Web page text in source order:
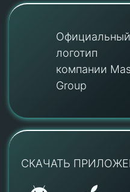
Официальный
логотип
компании
Group
СКАЧАТЬ